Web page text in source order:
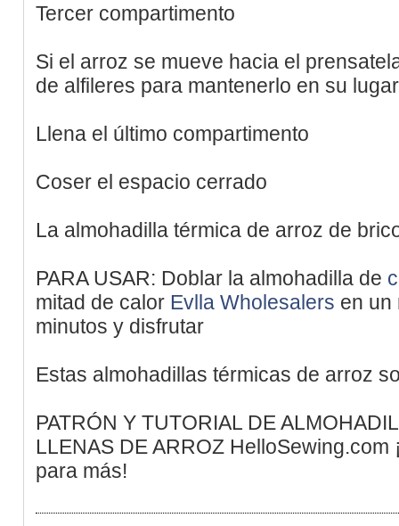
Tercer compartimento
Si el arroz se mueve hacia el
de alfileres para mantenerlo en su lugar
Llena el último compartimento
Coser el espacio cerrado
La almohadilla térmica de arroz de
PARA USAR: Doblar la almohadilla de
mitad de calor Evlla Wholesalers en un
minutos y disfrutar
Estas almohadillas térmicas de arroz
PATRÓN Y TUTORIAL DE
LLENAS DE ARROZ HelloSewing.com
para más!